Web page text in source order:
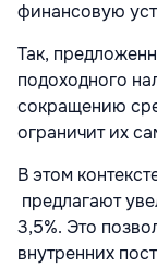
финансовую
Так,
подоходного
сокращению
ограничит их
В этом
предлагают
3,5%. Это
внутренних